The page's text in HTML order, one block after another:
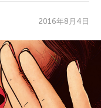
2016年8月4日